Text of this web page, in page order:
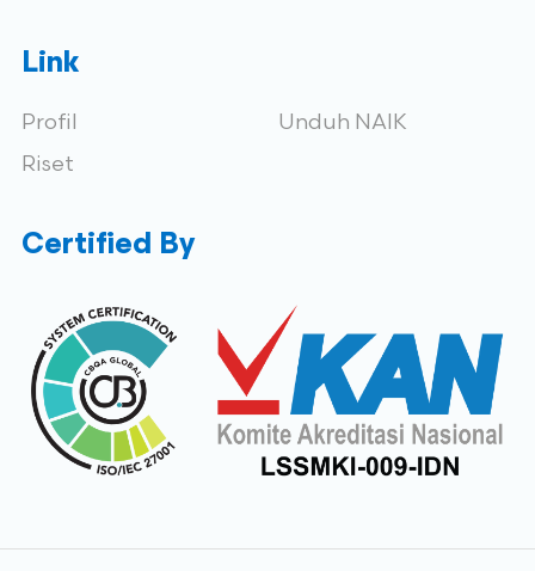
Link
Profil
Riset
Unduh NAIK
Certified By